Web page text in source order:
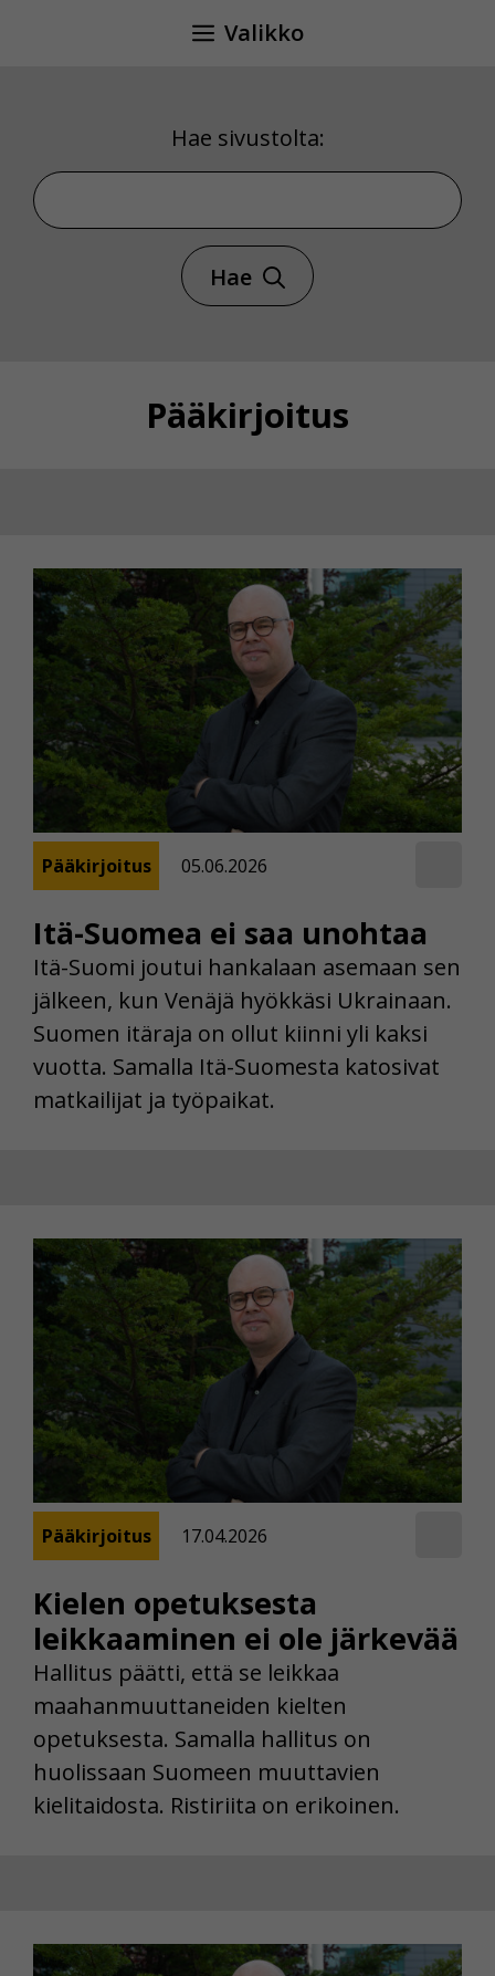
Valikko
Hae sivustolta:
Hae sivustolta
Hae
Pääkirjoitus
Itä-Suomea ei saa unohtaa
Pääkirjoitus 05.06.2026
Itä-Suomi joutui hankalaan asemaan sen
jälkeen, kun Venäjä hyökkäsi Ukrainaan.
Suomen itäraja on ollut kiinni yli kaksi
vuotta. Samalla Itä-Suomesta katosivat
matkailijat ja työpaikat.
Kielen opetuksesta
leikkaaminen ei ole järkevää
Pääkirjoitus 17.04.2026
Hallitus päätti, että se leikkaa
maahanmuuttaneiden kielten
opetuksesta. Samalla hallitus on
huolissaan Suomeen muuttavien
kielitaidosta. Ristiriita on erikoinen.